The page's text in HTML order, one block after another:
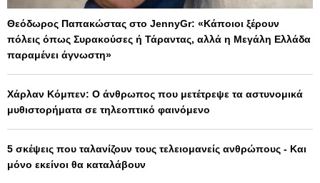
Θεόδωρος Παπακώστας στο JennyGr: «Κάποιοι ξέρουν
πόλεις όπως Συρακούσες ή Τάραντας, αλλά η Μεγάλη Ελλάδα
παραμένει άγνωστη»
Χάρλαν Κόμπεν: Ο άνθρωπος που μετέτρεψε τα αστυνομικά
μυθιστορήματα σε τηλεοπτικό φαινόμενο
5 σκέψεις που ταλανίζουν τους τελειομανείς ανθρώπους - Και
μόνο εκείνοι θα καταλάβουν